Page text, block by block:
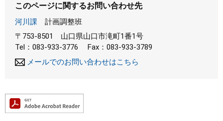
このページに関するお問い合わせ先
河川課
計画調整班
〒753-8501
山口県山口市滝町1番1号
Tel：083-933-3776
Fax：083-933-3789
メールでのお問い合わせはこちら